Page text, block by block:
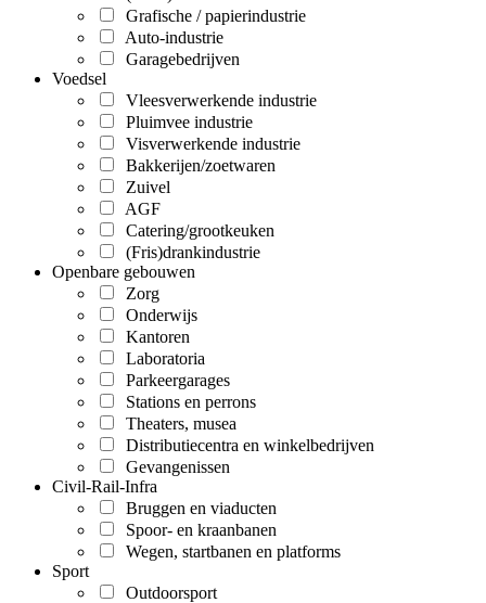
Grafische / papierindustrie
Auto-industrie
Garagebedrijven
Voedsel
Vleesverwerkende industrie
Pluimvee industrie
Visverwerkende industrie
Bakkerijen/zoetwaren
Zuivel
AGF
Catering/grootkeuken
(Fris)drankindustrie
Openbare gebouwen
Zorg
Onderwijs
Kantoren
Laboratoria
Parkeergarages
Stations en perrons
Theaters, musea
Distributiecentra en winkelbedrijven
Gevangenissen
Civil-Rail-Infra
Bruggen en viaducten
Spoor- en kraanbanen
Wegen, startbanen en platforms
Sport
Outdoorsport